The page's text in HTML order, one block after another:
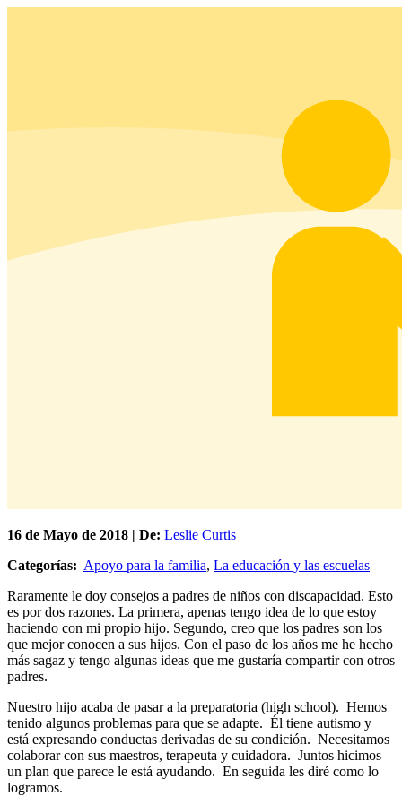
16 de Mayo de 2018 | De: Leslie Curtis
Categorías: Apoyo para la familia, La educación y las escuelas
Raramente le doy consejos a padres de niños con discapacidad. Esto
es por dos razones. La primera, apenas tengo idea de lo que estoy
haciendo con mi propio hijo. Segundo, creo que los padres son los
que mejor conocen a sus hijos. Con el paso de los años me he hecho
más sagaz y tengo algunas ideas que me gustaría compartir con otros
padres.
Nuestro hijo acaba de pasar a la preparatoria (high school). Hemos
tenido algunos problemas para que se adapte. Él tiene autismo y
está expresando conductas derivadas de su condición. Necesitamos
colaborar con sus maestros, terapeuta y cuidadora. Juntos hicimos
un plan que parece le está ayudando. En seguida les diré como lo
logramos.